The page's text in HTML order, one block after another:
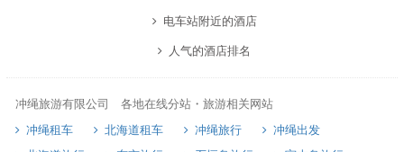
电车站附近的酒店
人气的酒店排名
冲绳旅游有限公司 各地在线分站・旅游相关网站
冲绳租车
北海道租车 冲绳旅行
冲绳出发